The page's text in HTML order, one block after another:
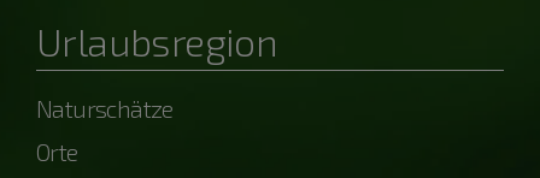
Urlaubsregion
Naturschätze
Orte